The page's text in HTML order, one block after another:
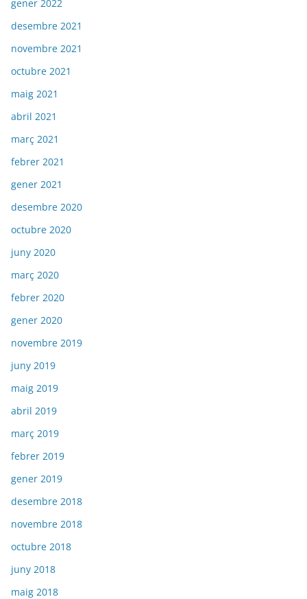
gener 2022
desembre 2021
novembre 2021
octubre 2021
maig 2021
abril 2021
març 2021
febrer 2021
gener 2021
desembre 2020
octubre 2020
juny 2020
març 2020
febrer 2020
gener 2020
novembre 2019
juny 2019
maig 2019
abril 2019
març 2019
febrer 2019
gener 2019
desembre 2018
novembre 2018
octubre 2018
juny 2018
maig 2018